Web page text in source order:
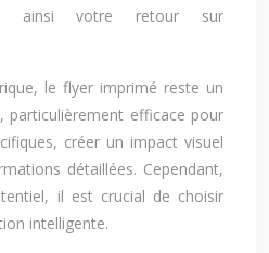
ainsi votre retour sur
le flyer imprimé reste un
particulièrement efficace pour
créer un impact visuel
détaillées. Cependant,
il est crucial de choisir
intelligente.